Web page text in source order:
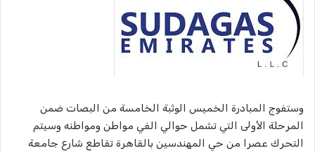
وستفوج المبادرة الخميس الوثبة الخامسة من البصات ضمن
المرحلة الأولى التي تشمل حوالي الفي مواطن ومواطنه وسيتم
التحرك عصرا من حي المهندسين بالقاهرة تقاطع شارع جامعة